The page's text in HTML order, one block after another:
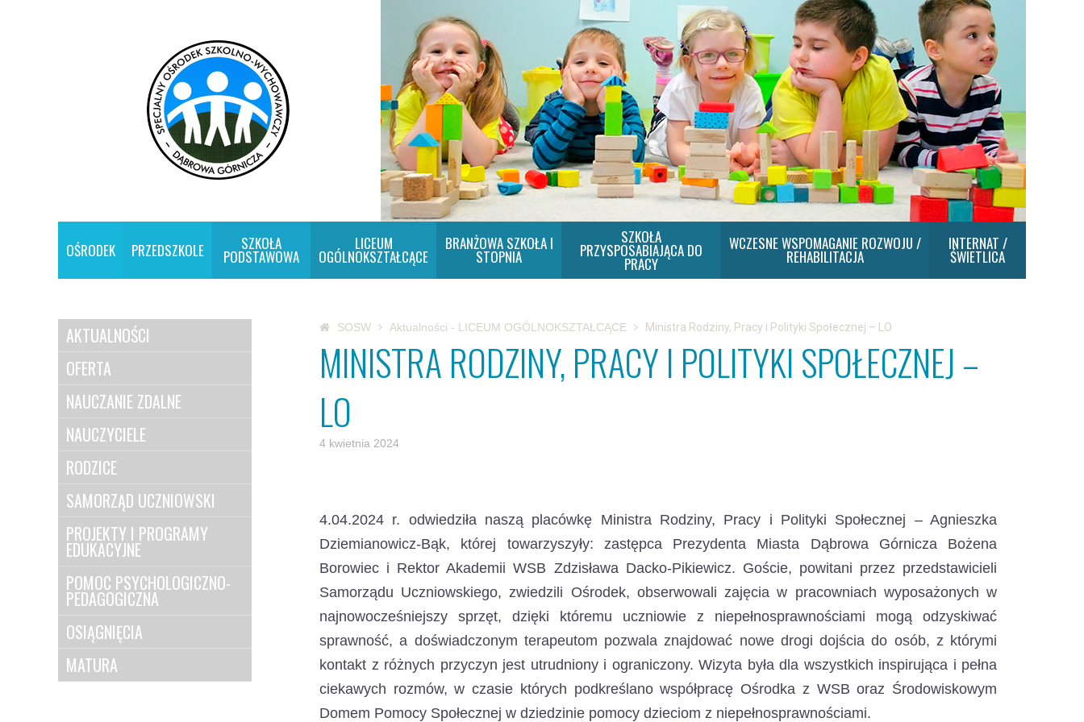
OŚRODEK PRZEDSZKOLE SZKOŁA
PODSTAWOWA
LICEUM
OGÓLNOKSZTAŁCĄCE
BRANŻOWA SZKOŁA I
STOPNIA
SZKOŁA
PRZYSPOSABIAJĄCA DO
PRACY
WCZESNE WSPOMAGANIE ROZWOJU /
REHABILITACJA
INTERNAT /
ŚWIETLICA
AKTUALNOŚCI
OFERTA
NAUCZANIE ZDALNE
NAUCZYCIELE
RODZICE
SAMORZĄD UCZNIOWSKI
PROJEKTY I PROGRAMY
EDUKACYJNE
POMOC PSYCHOLOGICZNO-
PEDAGOGICZNA
OSIĄGNIĘCIA
MATURA
SOSW Aktualności - LICEUM OGÓLNOKSZTAŁCĄCE Ministra Rodziny, Pracy i Polityki Społecznej – LO
MINISTRA RODZINY, PRACY I POLITYKI SPOŁECZNEJ –
LO
4 kwietnia 2024
4.04.2024 r. odwiedziła naszą placówkę Ministra Rodziny, Pracy i Polityki Społecznej – Agnieszka
Dziemianowicz-Bąk, której towarzyszyły: zastępca Prezydenta Miasta Dąbrowa Górnicza Bożena
Borowiec i Rektor Akademii WSB Zdzisława Dacko-Pikiewicz. Goście, powitani przez przedstawicieli
Samorządu Uczniowskiego, zwiedzili Ośrodek, obserwowali zajęcia w pracowniach wyposażonych w
najnowocześniejszy sprzęt, dzięki któremu uczniowie z niepełnosprawnościami mogą odzyskiwać
sprawność, a doświadczonym terapeutom pozwala znajdować nowe drogi dojścia do osób, z którymi
kontakt z różnych przyczyn jest utrudniony i ograniczony. Wizyta była dla wszystkich inspirująca i pełna
ciekawych rozmów, w czasie których podkreślano współpracę Ośrodka z WSB oraz Środowiskowym
Domem Pomocy Społecznej w dziedzinie pomocy dzieciom z niepełnosprawnościami.